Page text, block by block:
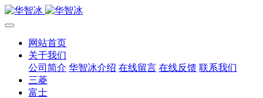
网站首页
关于我们
公司简介 华智冰介绍 在线留言 在线反馈 联系我们
三菱
富士